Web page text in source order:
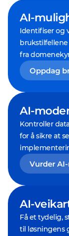
AI-
Identifiser og
fra
Oppdag
AI-
Kontroller
for å sikre at
Vurder
AI-
Få et tydelig,
til løsningens